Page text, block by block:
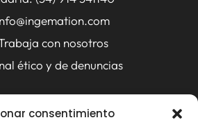
consentimiento
con nosotros
ético y de denuncias
Certificaciones